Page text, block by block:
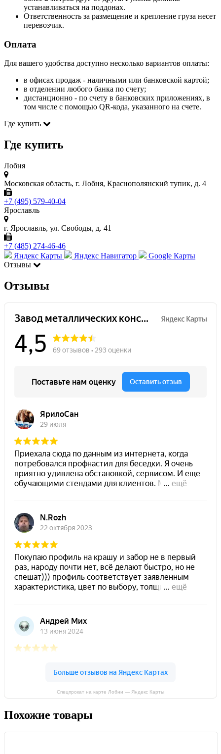
устанавливаться на поддонах.
Ответственность за размещение и крепление груза несет
перевозчик.
Оплата
Для вашего удобства доступно несколько вариантов оплаты:
в офисах продаж - наличными или банковской картой;
в отделении любого банка по счету;
дистанционно - по счету в банковских приложениях, в
том числе с помощью QR-кода, указанного на счете.
Где купить
Где купить
Лобня
Московская область, г. Лобня, Краснополянский тупик, д. 4
+7 (495) 579-40-04
Ярославль
г. Ярославль, ул. Свободы, д. 41
+7 (485) 274-46-46
Яндекс Карты
Яндекс Навигатор
Google Карты
Отзывы
Отзывы
Спецпрокат на карте Лобни — Яндекс Карты
Похожие товары